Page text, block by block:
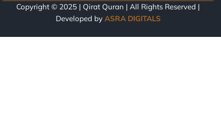
k
-
a
m
t
u
e
Copyright © 2025 | Qirat Quran | All Rights Reserved |
Developed by ASRA DIGITALS